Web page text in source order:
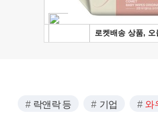
락앤락 등 기업 와